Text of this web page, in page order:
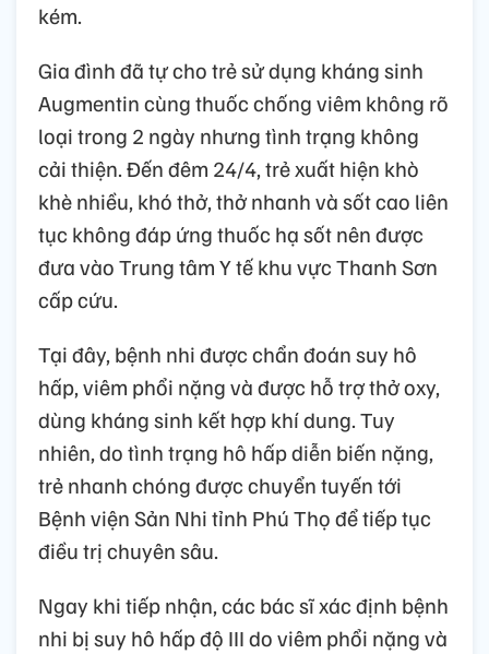
kém.
Gia đình đã tự cho trẻ sử dụng kháng sinh
Augmentin cùng thuốc chống viêm không rõ
loại trong 2 ngày nhưng tình trạng không
cải thiện. Đến đêm 24/4, trẻ xuất hiện khò
khè nhiều, khó thở, thở nhanh và sốt cao liên
tục không đáp ứng thuốc hạ sốt nên được
đưa vào Trung tâm Y tế khu vực Thanh Sơn
cấp cứu.
Tại đây, bệnh nhi được chẩn đoán suy hô
hấp, viêm phổi nặng và được hỗ trợ thở oxy,
dùng kháng sinh kết hợp khí dung. Tuy
nhiên, do tình trạng hô hấp diễn biến nặng,
trẻ nhanh chóng được chuyển tuyến tới
Bệnh viện Sản Nhi tỉnh Phú Thọ để tiếp tục
điều trị chuyên sâu.
Ngay khi tiếp nhận, các bác sĩ xác định bệnh
nhi bị suy hô hấp độ III do viêm phổi nặng và